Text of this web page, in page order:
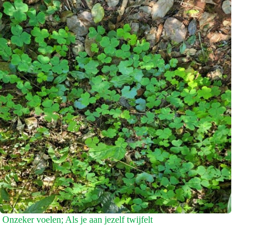
Onzeker voelen; Als je aan jezelf twijfelt